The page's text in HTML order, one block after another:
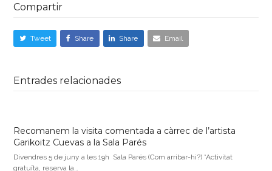
Compartir
Tweet Share Share Email
Entrades relacionades
Recomanem la visita comentada a càrrec de l’artista
Garikoitz Cuevas a la Sala Parés
Divendres 5 de juny a les 19h Sala Parés (Com arribar-hi?) *Activitat
gratuïta, reserva la…